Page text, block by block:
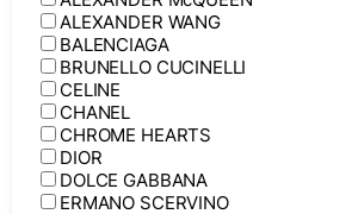
ALEXANDER WANG
BALENCIAGA
BRUNELLO CUCINELLI
CELINE
CHANEL
CHROME HEARTS
DIOR
DOLCE GABBANA
ERMANO SCERVINO